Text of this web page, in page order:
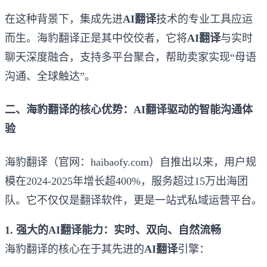
在这种背景下，集成先进AI翻译技术的专业工具应运
而生。海豹翻译正是其中佼佼者，它将AI翻译与实时
聊天深度融合，支持多平台聚合，帮助卖家实现“母语
沟通、全球触达”。
二、海豹翻译的核心优势：AI翻译驱动的智能沟通体
验
海豹翻译（官网：haibaofy.com）自推出以来，用户规
模在2024-2025年增长超400%，服务超过15万出海团
队。它不仅仅是翻译软件，更是一站式私域运营平台。
1. 强大的AI翻译能力：实时、双向、自然流畅
海豹翻译的核心在于其先进的AI翻译引擎：